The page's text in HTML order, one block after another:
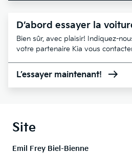
D’abord essayer la
Bien sûr, avec plaisir! Indiquez-
votre partenaire Kia vous
L’essayer maintenant!
Site
Emil Frey Biel-Bienne